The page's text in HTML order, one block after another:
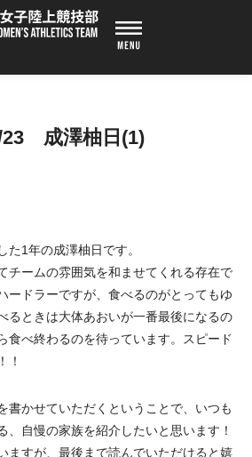
23 成澤柚日(1)
た1年の成澤柚日です。
チームの雰囲気を和ませてくれる存在で
ードラーですが、食べるのがとってもゆ
るときは大体あおいが一番最後になるの
食べ終わるのを待っています。スピード
！
書かせていただくということで、いつも
、自慢の家族を紹介したいと思います！
ますが、最後まで読んでいただけると嬉